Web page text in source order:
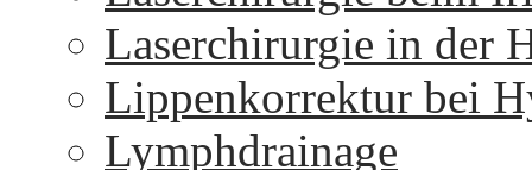
Laserchirurgie in der
Lippenkorrektur bei
Lymphdrainage